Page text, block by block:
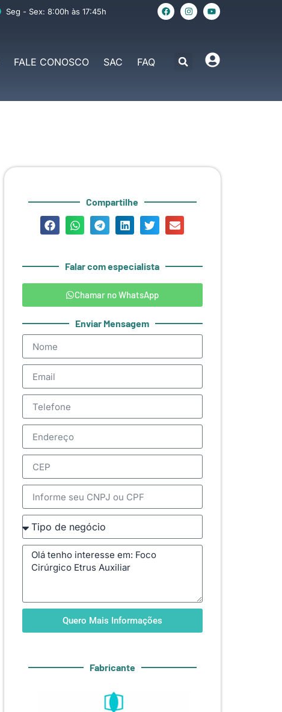
Seg - Sex: 8:00h às 17:45h
FALE CONOSCO SAC FAQ
Compartilhe
Falar com especialista
Chamar no WhatsApp
Enviar Mensagem
Quero Mais Informações
Fabricante